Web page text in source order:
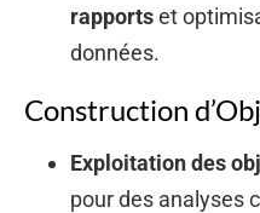
rapportset
données.
Construction
Exploitation des
pour des analyses